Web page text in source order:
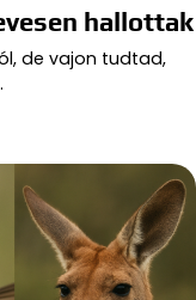
hallottak
de vajon tudtad,